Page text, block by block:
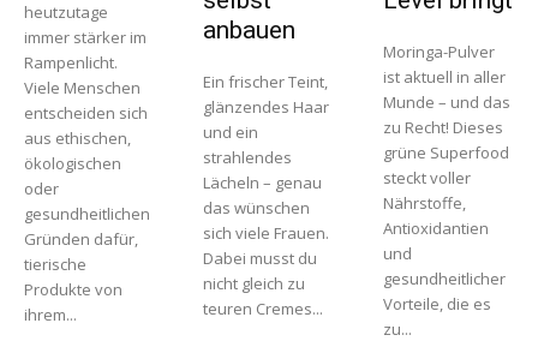
heutzutage
immer stärker im
Rampenlicht.
Viele Menschen
entscheiden sich
aus ethischen,
ökologischen
oder
gesundheitlichen
Gründen dafür,
tierische
Produkte von
ihrem...
anbauen
Ein frischer Teint,
glänzendes Haar
und ein
strahlendes
Lächeln – genau
das wünschen
sich viele Frauen.
Dabei musst du
nicht gleich zu
teuren Cremes...
Moringa-Pulver
ist aktuell in aller
Munde – und das
zu Recht! Dieses
grüne Superfood
steckt voller
Nährstoffe,
Antioxidantien
und
gesundheitlicher
Vorteile, die es
zu...